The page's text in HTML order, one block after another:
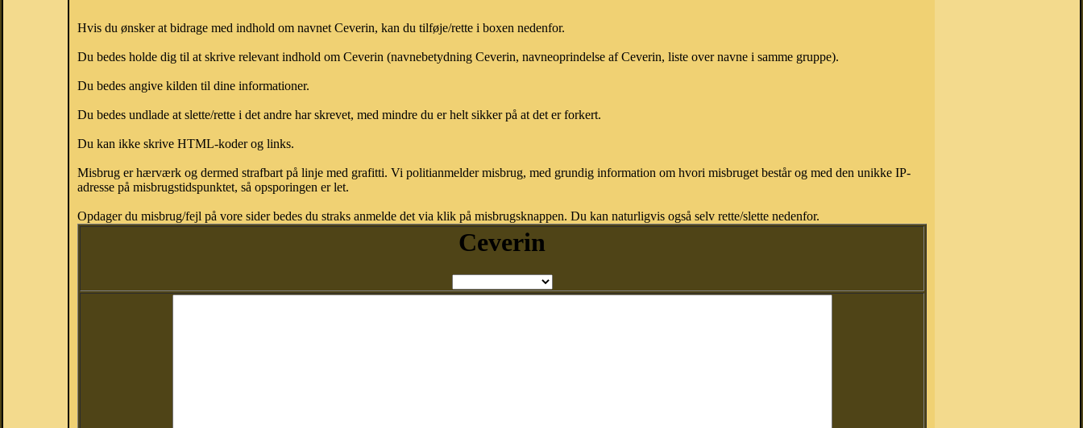
Hvis du ønsker at bidrage med indhold om navnet Ceverin, kan du tilføje/rette i boxen nedenfor.
Du bedes holde dig til at skrive relevant indhold om Ceverin (navnebetydning Ceverin, navneoprindelse af Ceverin, liste over navne i samme gruppe).
Du bedes angive kilden til dine informationer.
Du bedes undlade at slette/rette i det andre har skrevet, med mindre du er helt sikker på at det er forkert.
Du kan ikke skrive HTML-koder og links.
Misbrug er hærværk og dermed strafbart på linje med grafitti. Vi politianmelder misbrug, med grundig information om hvori misbruget består og med den unikke IP-
adresse på misbrugstidspunktet, så opsporingen er let.
Opdager du misbrug/fejl på vore sider bedes du straks anmelde det via klik på misbrugsknappen. Du kan naturligvis også selv rette/slette nedenfor.
Ceverin